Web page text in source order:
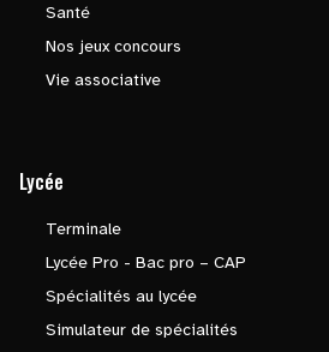
Santé
Nos jeux concours
Vie associative
Lycée
Terminale
Lycée Pro - Bac pro – CAP
Spécialités au lycée
Simulateur de spécialités